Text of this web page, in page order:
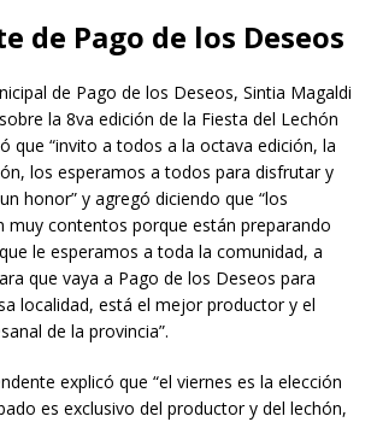
de Pago de los Deseos
de Pago de los Deseos, Sintia Magaldi
la 8va edición de la Fiesta del Lechón
que “invito a todos a la octava edición, la
los esperamos a todos para disfrutar y
honor” y agregó diciendo que “los
muy contentos porque están preparando
le esperamos a toda la comunidad, a
que vaya a Pago de los Deseos para
localidad, está el mejor productor y el
de la provincia”.
explicó que “el viernes es la elección
es exclusivo del productor y del lechón,